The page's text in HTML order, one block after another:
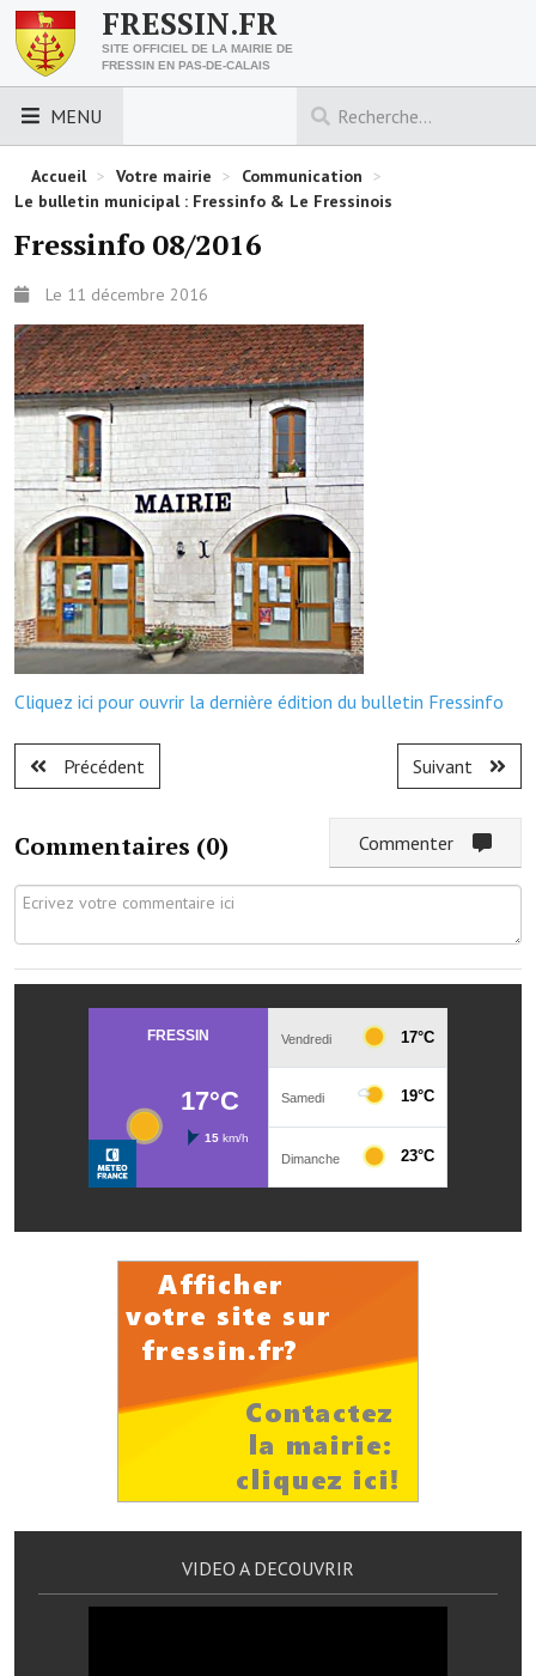
FRESSIN.FR
SITE OFFICIEL DE LA MAIRIE DE
FRESSIN EN PAS-DE-CALAIS
MENU
LES ESSENTIELS
Découvrez Fressin
Urbanisme
Nous contacter
Horaires de la mairie
Les foulées fressinoises
ACCÈS RAPIDE
Démarches administratives
Projets et travaux en cours
VOTRE MAIRIE
Elus et agents
L'équipe municipale
Le personnel municipal
Les moyens financiers
Rapport d'orientation budgétaire
Actions et projets
Projets et travaux en cours
Procès verbaux des conseils municipaux
Communication
Le bulletin municipal : Fressinfo & Le Fressinois
Le village dans l'intercommunalité
Autres groupements
Accueil > Votre mairie > Communication >
Le bulletin municipal : Fressinfo & Le Fressinois
Fressinfo 08/2016
Le 11 décembre 2016
Cliquez ici pour ouvrir la dernière édition du bulletin Fressinfo
Précédent Suivant
Commentaires (0)
VIDEO A DECOUVRIR